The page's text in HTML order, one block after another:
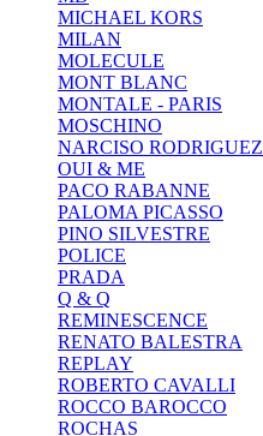
MICHAEL KORS
MILAN
MOLECULE
MONT BLANC
MONTALE - PARIS
MOSCHINO
NARCISO RODRIGUEZ
OUI & ME
PACO RABANNE
PALOMA PICASSO
PINO SILVESTRE
POLICE
PRADA
Q & Q
REMINESCENCE
RENATO BALESTRA
REPLAY
ROBERTO CAVALLI
ROCCO BAROCCO
ROCHAS